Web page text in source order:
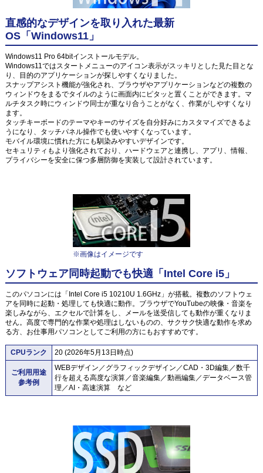
直感的なデザインを取り入れた最新
OS「Windows11」
Windows11 Pro 64bitインストールモデル。
Windows11ではスタートメニューのアイコン表示がスッキリとした見た目とな
り、目的のアプリケーションが探しやすくなりました。
スナップアシスト機能が強化され、ブラウザやアプリケーションなどの複数の
ウィンドウをまるでタイルのように画面内にピタッと置くことができます。マ
ルチタスク時にウィンドウ同士が重なり合うことがなく、作業がしやすくなり
ます。
タッチキーボードのテーマやキーのサイズを自分好みにカスタマイズできるよ
うになり、タッチパネル操作でも使いやすくなっています。
モバイル環境に慣れた方にも馴染みやすいデザインです。
セキュリティもより強化されており、ハードウェアと連携し、アプリ、情報、
プライバシーを安全に保つ多層防御を実装して設計されています。
※画像はイメージです
ソフトウェア同時起動でも快適「Intel Core i5」
このパソコンには「Intel Core i5 10210U 1.6GHz」が搭載。複数のソフトウェ
アを同時に起動・処理しても快適に動作。ブラウザでYouTubeの映像・音楽を
楽しみながら、エクセルで計算をし、メールを送受信しても動作が重くなりま
せん。高度で専門的な作業や処理はしないものの、サクサク快適な動作を求め
る方、お仕事用パソコンとしてご利用の方にもおすすめです。
CPUランク 20 (2026年5月13日時点)
ご利用用途
参考例
WEBデザイン／グラフィックデザイン／CAD・3D編集／数千
行を超える高度な演算／音楽編集／動画編集／データベース管
理／AI・高速演算 など